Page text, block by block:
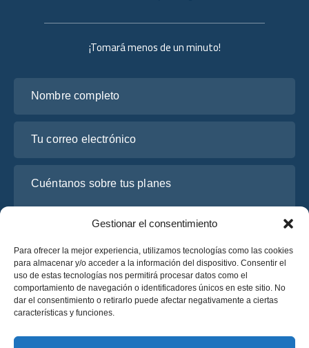
Gestionar el consentimiento
Para ofrecer la mejor experiencia, utilizamos tecnologías como las cookies
para almacenar y/o acceder a la información del dispositivo. Consentir el
uso de estas tecnologías nos permitirá procesar datos como el
comportamiento de navegación o identificadores únicos en este sitio. No
dar el consentimiento o retirarlo puede afectar negativamente a ciertas
características y funciones.
¡Tomará menos de un minuto!
He leído y acepto la